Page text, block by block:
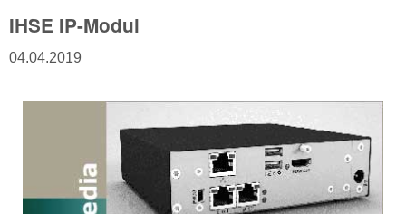
IHSE IP-Modul
04.04.2019